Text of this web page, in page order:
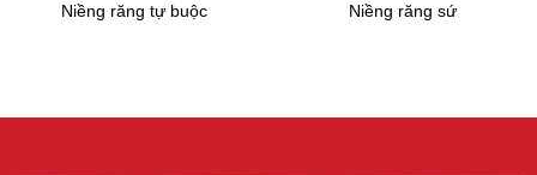
Niềng răng tự buộc Niềng răng sứ